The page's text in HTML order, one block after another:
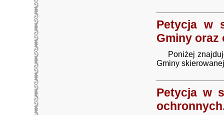
Petycja w
Gminy oraz
Poniżej
Gminy
Petycja w